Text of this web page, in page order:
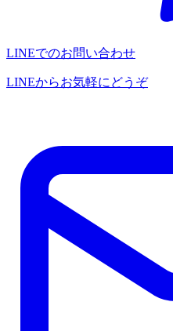
LINEでのお問い合わせ
LINEからお気軽にどうぞ